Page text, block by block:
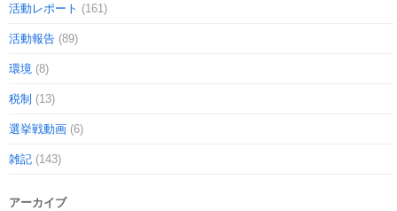
活動レポート (161)
活動報告 (89)
環境 (8)
税制 (13)
選挙戦動画 (6)
雑記 (143)
アーカイブ